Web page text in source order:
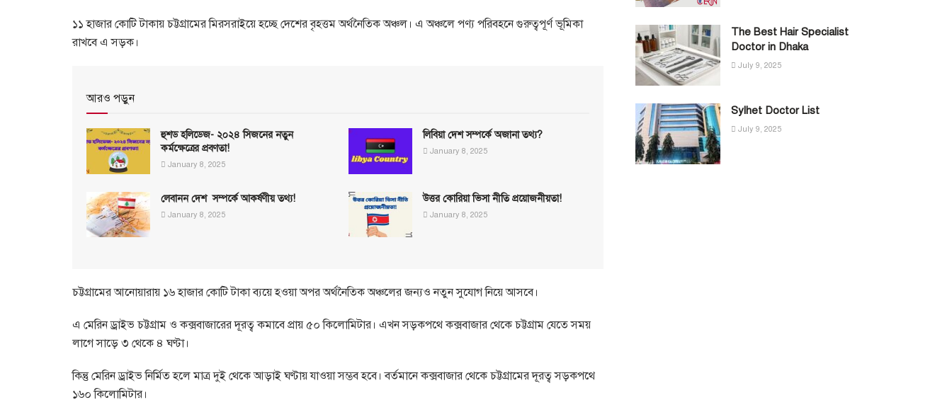
১১ হাজার কোটি টাকায় চট্টগ্রামের মিরসরাইয়ে হচ্ছে দেশের বৃহত্তম অর্থনৈতিক অঞ্চল। এ অঞ্চলে পণ্য পরিবহনে গুরুত্বপূর্ণ ভূমিকা
রাখবে এ সড়ক।
আরও পড়ুন
হুশড হলিডেজ- ২০২৪ সিজনের নতুন
কর্মক্ষেত্রের প্রবণতা!
January 8, 2025
লিবিয়া দেশ সম্পর্কে অজানা তথ্য?
January 8, 2025
লেবানন দেশ সম্পর্কে আকর্ষণীয় তথ্য!
January 8, 2025
উত্তর কোরিয়া ভিসা নীতি প্রয়োজনীয়তা!
January 8, 2025
চট্টগ্রামের আনোয়ারায় ১৬ হাজার কোটি টাকা ব্যয়ে হওয়া অপর অর্থনৈতিক অঞ্চলের জন্যও নতুন সুযোগ নিয়ে আসবে।
এ মেরিন ড্রাইভ চট্টগ্রাম ও কক্সবাজারের দূরত্ব কমাবে প্রায় ৫০ কিলোমিটার। এখন সড়কপথে কক্সবাজার থেকে চট্টগ্রাম যেতে সময়
লাগে সাড়ে ৩ থেকে ৪ ঘণ্টা।
কিন্তু মেরিন ড্রাইভ নির্মিত হলে মাত্র দুই থেকে আড়াই ঘণ্টায় যাওয়া সম্ভব হবে। বর্তমানে কক্সবাজার থেকে চট্টগ্রামের দূরত্ব সড়কপথে
১৬০ কিলোমিটার।
The Best Hair Specialist
Doctor in Dhaka
July 9, 2025
Sylhet Doctor List
July 9, 2025